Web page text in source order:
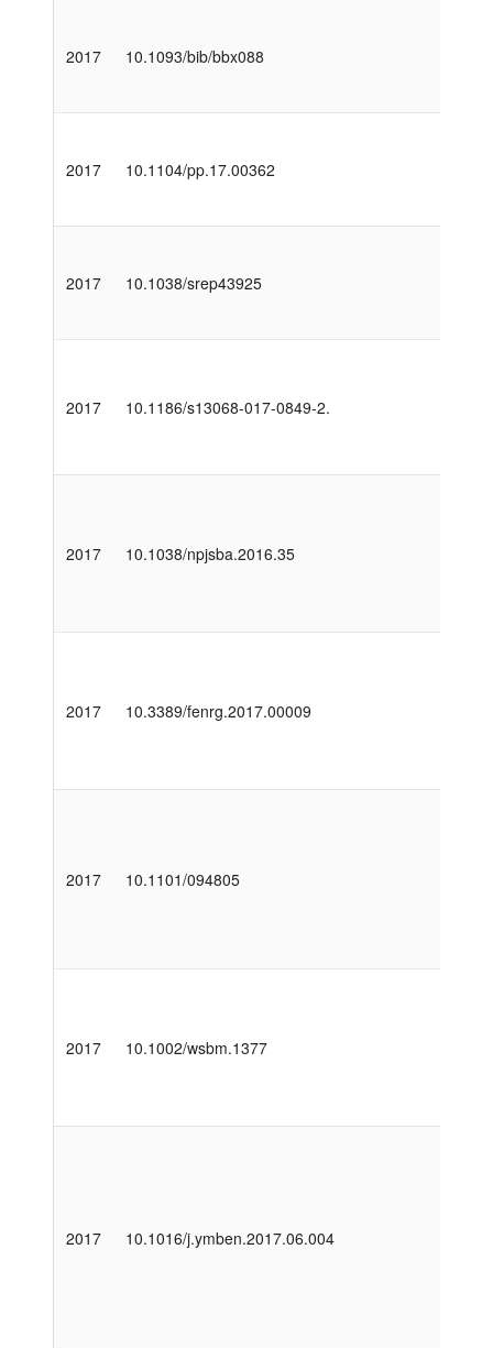
2017 10.1093/bib/bbx088
2017 10.1104/pp.17.00362
2017 10.1038/srep43925
2017 10.1186/s13068-017-0849-2.
2017 10.1038/npjsba.2016.35
2017 10.3389/fenrg.2017.00009
2017 10.1101/094805
2017 10.1002/wsbm.1377
2017 10.1016/j.ymben.2017.06.004